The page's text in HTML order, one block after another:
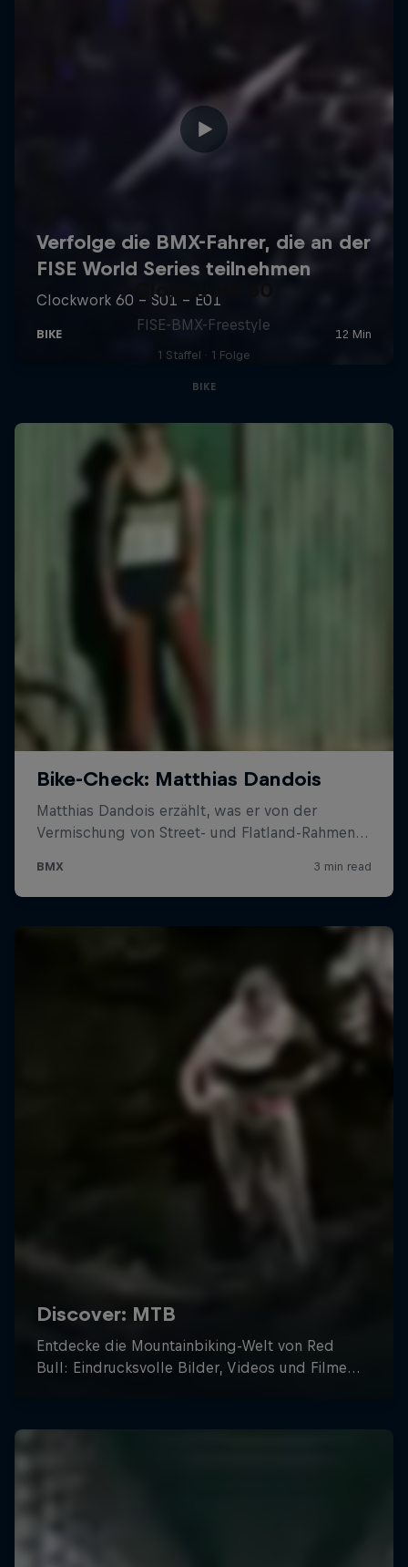
Clockwork 60
FISE-BMX-Freestyle
1 Staffel · 1 Folge
BIKE